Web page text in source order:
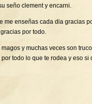
seño clement y encarni.
me enseñas cada dia gracias
por todo.
y muchas veces son
todo lo que te rodea y eso si